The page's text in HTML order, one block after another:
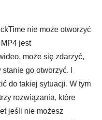
nie może otworzyć
jest
może się zdarzyć,
go otworzyć. I
do takiej sytuacji. W tym
rozwiązania, które
jeśli nie możesz